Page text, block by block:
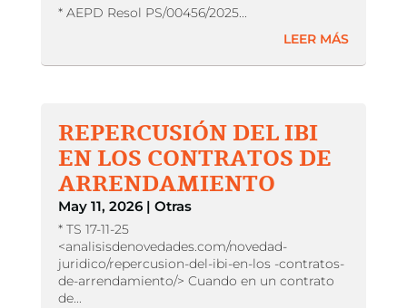
* AEPD Resol PS/00456/2025...
LEER MÁS
REPERCUSIÓN DEL IBI
EN LOS CONTRATOS DE
ARRENDAMIENTO
May 11, 2026| Otras
* TS 17-11-25
<analisisdenovedades.com/novedad-
juridico/repercusion-del-ibi-en-los -contratos-
de-arrendamiento/> Cuando en un contrato
de...